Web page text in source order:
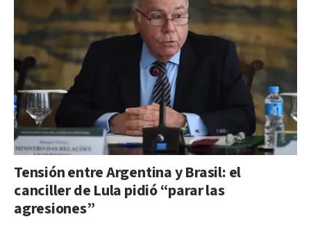
Tensión entre Argentina y Brasil: el
canciller de Lula pidió “parar las
agresiones”